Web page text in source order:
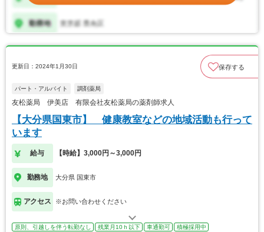
更新日：2024年1月30日 保存する
パート・アルバイト 調剤薬局
友松薬局 伊美店 有限会社友松薬局の薬剤師求人
【大分県国東市】 健康教室などの地域活動も行って
います
給与 【時給】3,000円～3,000円
勤務地 大分県 国東市
アクセス ※お問い合わせください
原則、引越しを伴う転勤なし 残業月10ｈ以下 車通勤可 積極採用中